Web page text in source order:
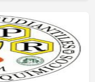
Colegio de Químicos de